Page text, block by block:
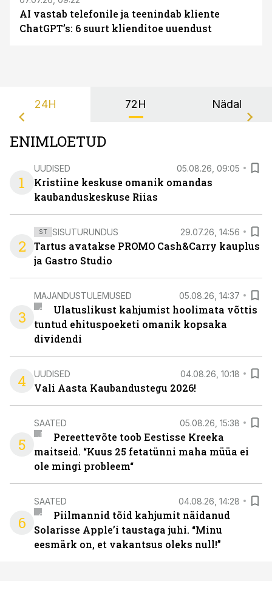
AI vastab telefonile ja teenindab kliente
ChatGPT’s: 6 suurt klienditoe uuendust
24H 72H Nädal
ENIMLOETUD
1
UUDISED 05.08.26, 09:05
Kristiine keskuse omanik omandas
kaubanduskeskuse Riias
2
ST SISUTURUNDUS 29.07.26, 14:56
Tartus avatakse PROMO Cash&Carry kauplus
ja Gastro Studio
3
MAJANDUSTULEMUSED 05.08.26, 14:37
Ulatuslikust kahjumist hoolimata võttis
tuntud ehituspoeketi omanik kopsaka
dividendi
4 UUDISED 04.08.26, 10:18
Vali Aasta Kaubandustegu 2026!
5
SAATED 05.08.26, 15:38
Pereettevõte toob Eestisse Kreeka
maitseid. “Kuus 25 fetatünni maha müüa ei
ole mingi probleem“
6
SAATED 04.08.26, 14:28
Piilmannid tõid kahjumit näidanud
Solarisse Apple’i taustaga juhi. “Minu
eesmärk on, et vakantsus oleks null!”